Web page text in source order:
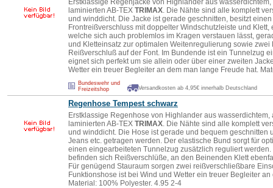
Erstklassige Regenjacke von Highlander aus
laminierten AB-TEX TRIMAX. Die Nähte sind alle komplett
und winddicht. Die Jacke ist gerade geschnitten, besitzt
Frontreißverschluss mit doppelter Windschutzleiste und
welche sich auch problemlos im Kragen verstauen lässt,
und Kletteinsatz zur optimalen Weitenregulierung sowie zwei
Reißverschluß auf der Font. Im Bundende ist ein Tunnelzug
eignet sich perfekt um sie allein oder über einer zweiten
Wetter ein treuer Begleiter an dem man lange Freude hat.
Bundeswehr und
Freizeitshop
Versandkosten ab 4,95€ innerhalb Deutschland
Regenhose Tempest schwarz
Erstklassige Regenhose von Highlander aus wasserdichtem,
laminierten AB-TEX TRIMAX. Die Nähte sind alle komplett
und winddicht. Die Hose ist gerade und bequem geschnitten
Jeans etc. getragen werden. Der elastische Bund sorgt für
einen eingearbeiteten Tunnelzug zusätzlich reguliert
befinden sich Reißverschlüße, an den Beinenden Klett
Für genügend Stauraum sorgen zwei reißverschließbare
Funktionshose ist bei Wind und Wetter ein treuer Begleiter
Material: 100% Polyester. 4.95 2-4